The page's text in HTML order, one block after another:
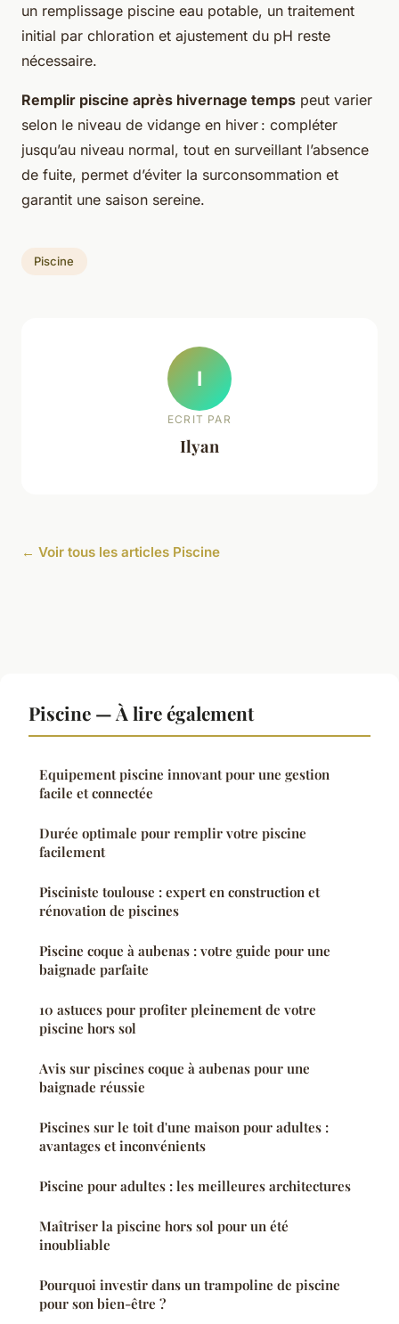
un remplissage piscine eau potable, un traitement
initial par chloration et ajustement du pH reste
nécessaire.
Remplir piscine après hivernage temps peut varier
selon le niveau de vidange en hiver : compléter
jusqu’au niveau normal, tout en surveillant l’absence
de fuite, permet d’éviter la surconsommation et
garantit une saison sereine.
Piscine
I
ECRIT PAR
Ilyan
← Voir tous les articles Piscine
Piscine — À lire également
Equipement piscine innovant pour une gestion
facile et connectée
Durée optimale pour remplir votre piscine
facilement
Pisciniste toulouse : expert en construction et
rénovation de piscines
Piscine coque à aubenas : votre guide pour une
baignade parfaite
10 astuces pour profiter pleinement de votre
piscine hors sol
Avis sur piscines coque à aubenas pour une
baignade réussie
Piscines sur le toit d'une maison pour adultes :
avantages et inconvénients
Piscine pour adultes : les meilleures architectures
Maîtriser la piscine hors sol pour un été
inoubliable
Pourquoi investir dans un trampoline de piscine
pour son bien-être ?